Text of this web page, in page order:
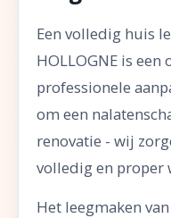
Een volledig huis
HOLLOGNE is
professionele
om een
renovatie - wij
volledig en proper
Het leegmaken